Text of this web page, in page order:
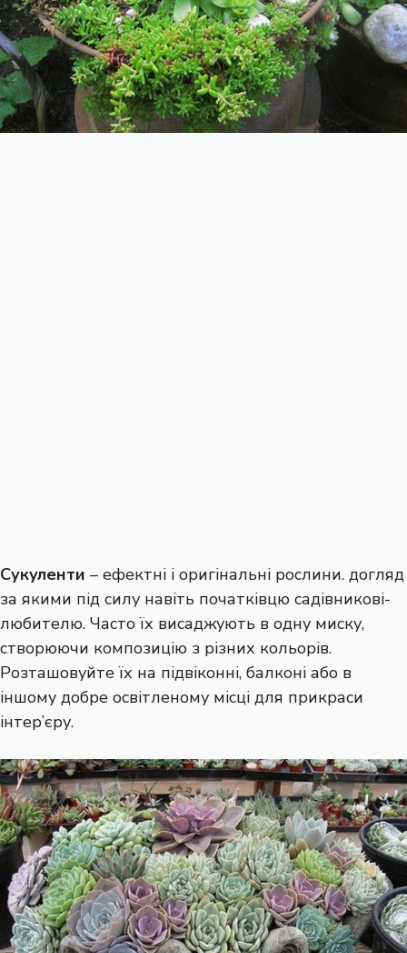
Сукуленти – ефектні і оригінальні рослини. догляд
за якими під силу навіть початківцю садівникові-
любителю. Часто їх висаджують в одну миску,
створюючи композицію з різних кольорів.
Розташовуйте їх на підвіконні, балконі або в
іншому добре освітленому місці для прикраси
інтер’єру.